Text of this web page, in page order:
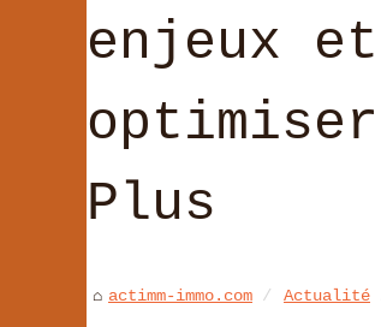
enjeux
Plus
actimm-immo.com Actualité